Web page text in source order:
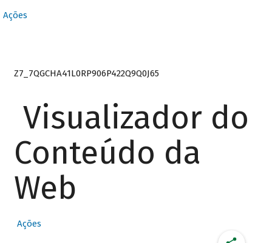
Ações
Z7_7QGCHA41L0RP906P422Q9Q0J65
Visualizador do
Conteúdo da
Web
Ações